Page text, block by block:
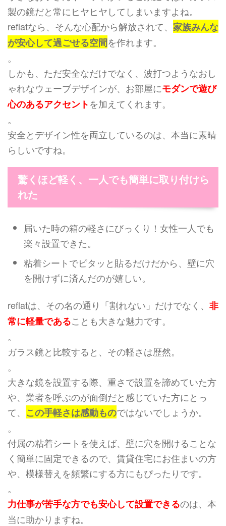
製の鏡だと常にヒヤヒヤしてしまいますよね。
reflatなら、そんな心配から解放されて、 家族みんな
が安心して過ごせる空間を作れます。
。
しかも、ただ安全なだけでなく、波打つようなおし
ゃれなウェーブデザインが、お部屋にモダンで遊び
心のあるアクセントを加えてくれます。
。
安全とデザイン性を両立しているのは、本当に素晴
らしいですね。
驚くほど軽く、一人でも簡単に取り付けら
れた
届いた時の箱の軽さにびっくり！女性一人でも
楽々設置できた。
粘着シートでピタッと貼るだけだから、壁に穴
を開けずに済んだのが嬉しい。
reflatは、その名の通り「割れない」だけでなく、 非
常に軽量であることも大きな魅力です。
。
ガラス鏡と比較すると、その軽さは歴然。
。
大きな鏡を設置する際、重さで設置を諦めていた方
や、業者を呼ぶのが面倒だと感じていた方にとっ
て、 この手軽さは感動ものではないでしょうか。
。
付属の粘着シートを使えば、壁に穴を開けることな
く簡単に固定できるので、賃貸住宅にお住まいの方
や、模様替えを頻繁にする方にもぴったりです。
。
力仕事が苦手な方でも安心して設置できるのは、本
当に助かりますね。